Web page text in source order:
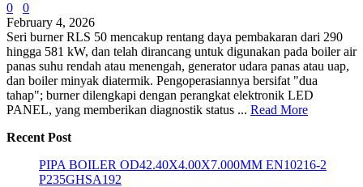
0
0
February 4, 2026
Seri burner RLS 50 mencakup rentang daya pembakaran dari 290
hingga 581 kW, dan telah dirancang untuk digunakan pada boiler air
panas suhu rendah atau menengah, generator udara panas atau uap,
dan boiler minyak diatermik. Pengoperasiannya bersifat "dua
tahap"; burner dilengkapi dengan perangkat elektronik LED
PANEL, yang memberikan diagnostik status ... Read More
Recent Post
PIPA BOILER OD42.40X4.00X7.000MM EN10216-2
P235GHSA192